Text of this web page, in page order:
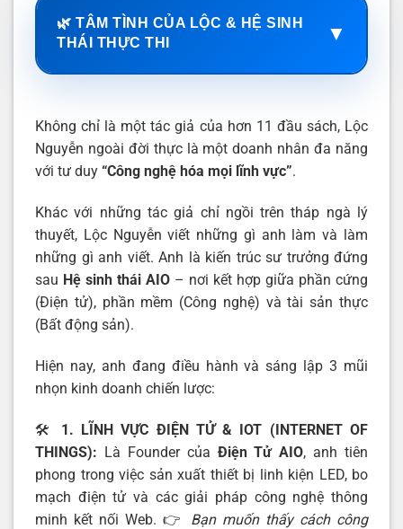
🌿 TÂM TÌNH CỦA LỘC & HỆ SINH
THÁI THỰC THI
▼
Không chỉ là một tác giả của hơn 11 đầu sách, Lộc
Nguyễn ngoài đời thực là một doanh nhân đa năng
với tư duy “Công nghệ hóa mọi lĩnh vực”.
Khác với những tác giả chỉ ngồi trên tháp ngà lý
thuyết, Lộc Nguyễn viết những gì anh làm và làm
những gì anh viết. Anh là kiến trúc sư trưởng đứng
sau Hệ sinh thái AIO – nơi kết hợp giữa phần cứng
(Điện tử), phần mềm (Công nghệ) và tài sản thực
(Bất động sản).
Hiện nay, anh đang điều hành và sáng lập 3 mũi
nhọn kinh doanh chiến lược:
🛠️ 1. LĨNH VỰC ĐIỆN TỬ & IOT (INTERNET OF
THINGS): Là Founder của Điện Tử AIO, anh tiên
phong trong việc sản xuất thiết bị linh kiện LED, bo
mạch điện tử và các giải pháp công nghệ thông
minh kết nối Web. 👉 Bạn muốn thấy cách công